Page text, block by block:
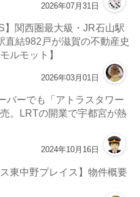
2026年07月31日
】関西圏最大級・JR石山駅
結982戸が滋賀の不動産史
ルモット】
2026年03月01日
バーでも「アトラスタワー
。LRTの開業で宇都宮が熱
2024年10月16日
ス東中野プレイス】物件概要